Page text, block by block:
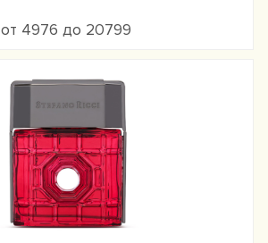
от 4976 до 20799